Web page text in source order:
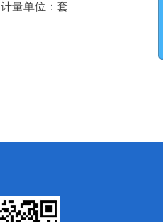
计量单位： 套